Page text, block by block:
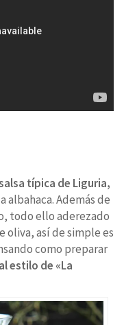
típica de Liguria,
albahaca. Además de
todo ello aderezado
oliva, así de simple es
como preparar
al estilo de «La